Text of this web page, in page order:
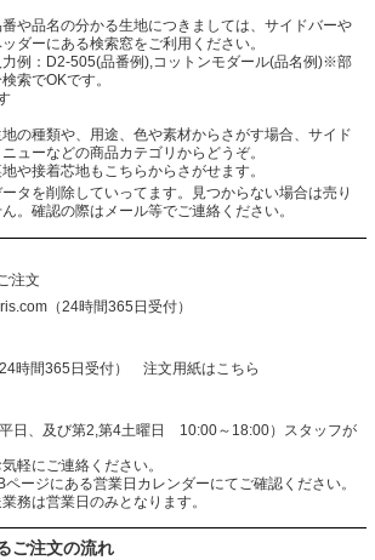
や品名の分かる生地につきましては、サイドバーや
ダーにある検索窓をご利用ください。
力例：D2-505(品番例),コットンモダール(品名例)※部
索でOKです。
の種類や、用途、色や素材からさがす場合、サイド
ニューなどの商品カテゴリからどうぞ。
や接着芯地もこちらからさがせます。
タを削除していってます。見つからない場合は売り
。確認の際はメール等でご連絡ください。
注文
（24時間365日受付）
時間365日受付）
注文用紙はこちら
日、及び第2,第4土曜日 10:00～18:00）スタッフが
軽にご連絡ください。
ージにある営業日カレンダーにてご確認ください。
務は営業日のみとなります。
ご注文の流れ